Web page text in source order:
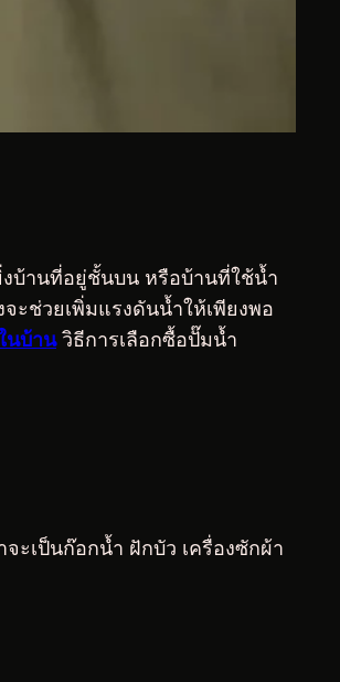
งบ้านที่อยู่ชั้นบน หรือบ้านที่ใช้น้ำ
ะช่วยเพิ่มแรงดันน้ำให้เพียงพอ
นบ้านวิธีการเลือกซื้อปั๊มน้ำ
ะเป็นก๊อกน้ำ ฝักบัว เครื่องซักผ้า